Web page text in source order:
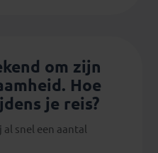
om zijn
Hoe
je reis?
snel een aantal